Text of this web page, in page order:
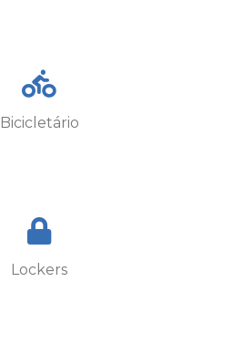
Bicicletário
Lockers